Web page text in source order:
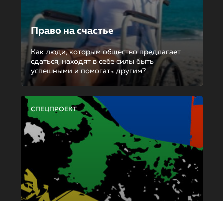
Право на счастье
Как люди, которым общество предлагает
сдаться, находят в себе силы быть
успешными и помогать другим?
СПЕЦПРОЕКТ